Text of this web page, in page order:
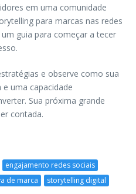
em uma comunidade
para marcas nas redes
guia para começar a tecer
e observe como sua
uma capacidade
Sua próxima grande
contada.
engajamento redes sociais
de marca storytelling digital